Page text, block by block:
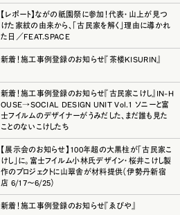
【レポート】ながの祇園祭に参加！代表・山上が見つ
けた家紋の由来から、「古民家を解く」理由に導かれ
た日／FEAT.SPACE
新着！施工事例登録のお知らせ『茶楼KISURIN』
新着！施工事例登録のお知らせ『古民家こけし』IN-H
OUSE→SOCIAL DESIGN UNIT Vol.1 ソニーと富
士フイルムのデザイナーがうみだした、まだ誰も見た
ことのないこけしたち
【展示会のお知らせ】100年超の大黒柱が「古民家こ
けし」に。富士フイルム小林氏デザイン・桜井こけし製
作のプロジェクトに山翠舎が材料提供（伊勢丹新宿
店 6/17〜6/25）
新着！施工事例登録のお知らせ『ゑびや』